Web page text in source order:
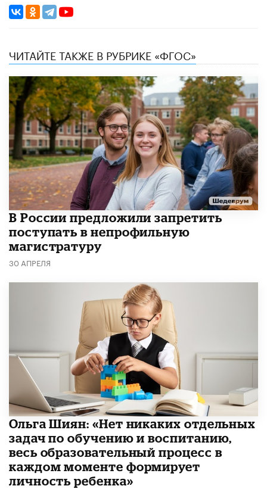
ЧИТАЙТЕ ТАКЖЕ В РУБРИКЕ «ФГОС»
В России предложили запретить
поступать в непрофильную
магистратуру
30 АПРЕЛЯ
Ольга Шиян: «Нет никаких отдельных
задач по обучению и воспитанию,
весь образовательный процесс в
каждом моменте формирует
личность ребенка»